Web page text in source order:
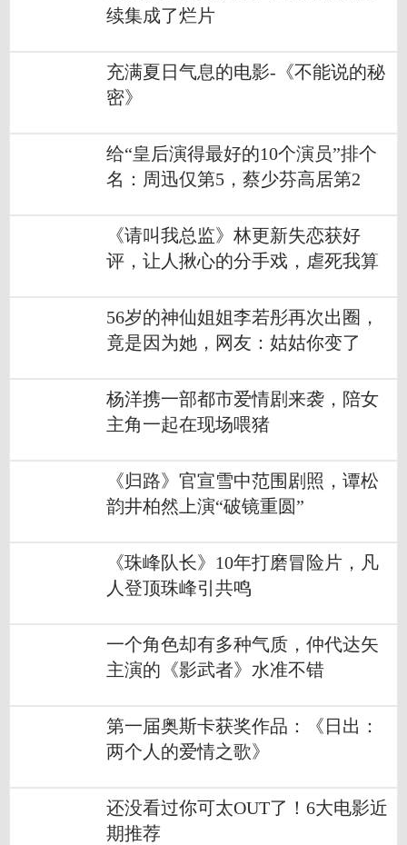
续集成了烂片
充满夏日气息的电影-《不能说的秘
密》
给“皇后演得最好的10个演员”排个
名：周迅仅第5，蔡少芬高居第2
《请叫我总监》林更新失恋获好
评，让人揪心的分手戏，虐死我算
56岁的神仙姐姐李若彤再次出圈，
竟是因为她，网友：姑姑你变了
杨洋携一部都市爱情剧来袭，陪女
主角一起在现场喂猪
《归路》官宣雪中范围剧照，谭松
韵井柏然上演“破镜重圆”
《珠峰队长》10年打磨冒险片，凡
人登顶珠峰引共鸣
一个角色却有多种气质，仲代达矢
主演的《影武者》水准不错
第一届奥斯卡获奖作品：《日出：
两个人的爱情之歌》
还没看过你可太OUT了！6大电影近
期推荐